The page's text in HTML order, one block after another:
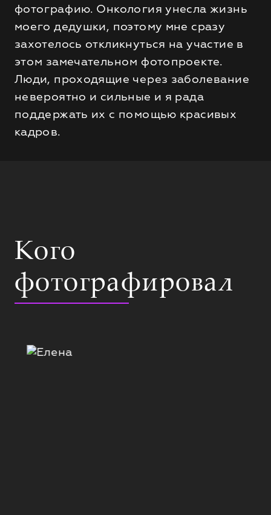
фотографию. Онкология унесла жизнь
моего дедушки, поэтому мне сразу
захотелось откликнуться на участие в
этом замечательном фотопроекте.
Люди, проходящие через заболевание
невероятно и сильные и я рада
поддержать их с помощью красивых
кадров.
Кого
фотографировал